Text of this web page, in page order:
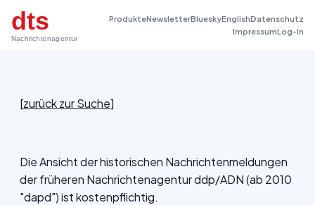
dts
Nachrichtenagentur
ProdukteNewsletterBlueskyEnglishDatenschutz
ImpressumLog-In
[zurück zur Suche]
Die Ansicht der historischen Nachrichtenmeldungen
der früheren Nachrichtenagentur ddp/ADN (ab 2010
"dapd") ist kostenpflichtig.